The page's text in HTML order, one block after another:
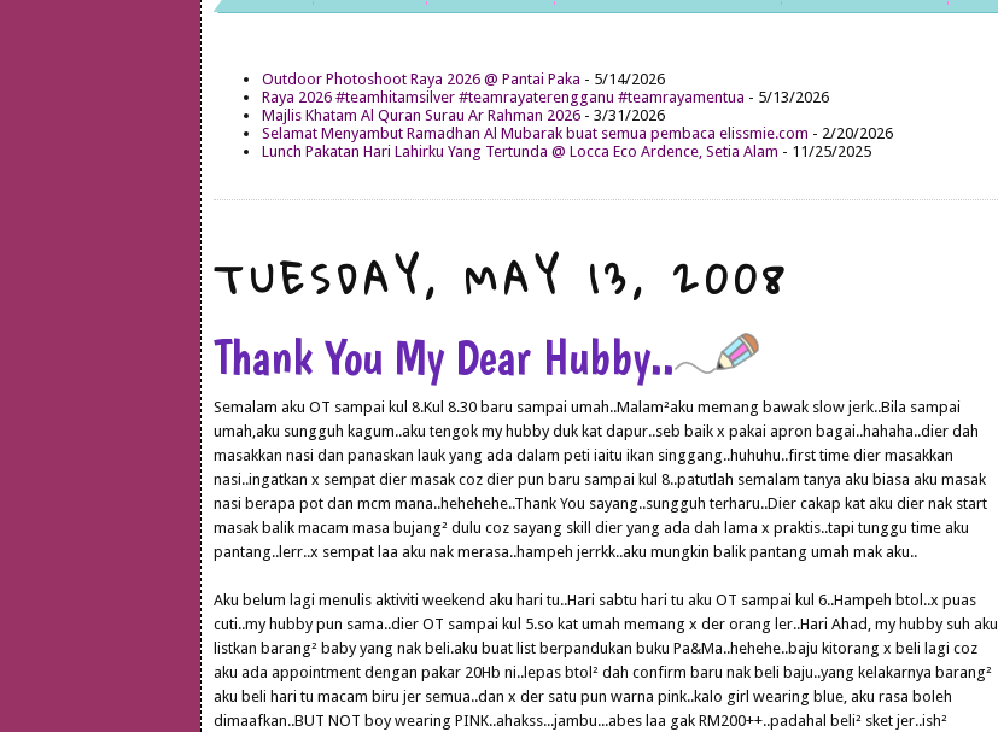
Outdoor Photoshoot Raya 2026 @ Pantai Paka - 5/14/2026
Raya 2026 #teamhitamsilver #teamrayaterengganu #teamrayamentua - 5/13/2026
Majlis Khatam Al Quran Surau Ar Rahman 2026 - 3/31/2026
Selamat Menyambut Ramadhan Al Mubarak buat semua pembaca elissmie.com - 2/20/2026
Lunch Pakatan Hari Lahirku Yang Tertunda @ Locca Eco Ardence, Setia Alam - 11/25/2025
TUESDAY, MAY 13, 2008
Thank You My Dear Hubby..
Semalam aku OT sampai kul 8.Kul 8.30 baru sampai umah..Malam²aku memang bawak slow jerk..Bila sampai
umah,aku sungguh kagum..aku tengok my hubby duk kat dapur..seb baik x pakai apron bagai..hahaha..dier dah
masakkan nasi dan panaskan lauk yang ada dalam peti iaitu ikan singgang..huhuhu..first time dier masakkan
nasi..ingatkan x sempat dier masak coz dier pun baru sampai kul 8..patutlah semalam tanya aku biasa aku masak
nasi berapa pot dan mcm mana..hehehehe..Thank You sayang..sungguh terharu..Dier cakap kat aku dier nak start
masak balik macam masa bujang² dulu coz sayang skill dier yang ada dah lama x praktis..tapi tunggu time aku
pantang..lerr..x sempat laa aku nak merasa..hampeh jerrkk..aku mungkin balik pantang umah mak aku..
Aku belum lagi menulis aktiviti weekend aku hari tu..Hari sabtu hari tu aku OT sampai kul 6..Hampeh btol..x puas
cuti..my hubby pun sama..dier OT sampai kul 5.so kat umah memang x der orang ler..Hari Ahad, my hubby suh aku
listkan barang² baby yang nak beli.aku buat list berpandukan buku Pa&Ma..hehehe..baju kitorang x beli lagi coz
aku ada appointment dengan pakar 20Hb ni..lepas btol² dah confirm baru nak beli baju..yang kelakarnya barang²
aku beli hari tu macam biru jer semua..dan x der satu pun warna pink..kalo girl wearing blue, aku rasa boleh
dimaafkan..BUT NOT boy wearing PINK..ahakss...jambu...abes laa gak RM200++..padahal beli² sket jer..ish²